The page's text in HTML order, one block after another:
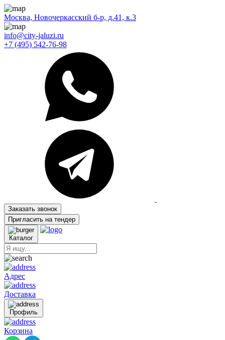
Москва, Новочеркасский б-р, д.41, к.3
info@city-jaluzi.ru
+7 (495) 542-76-98
Заказать звонок
Пригласить на тендер
Каталог
Адрес
Доставка
Профиль
Корзина